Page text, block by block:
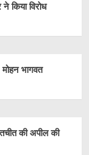
किया विरोध
भागवत
की अपील की